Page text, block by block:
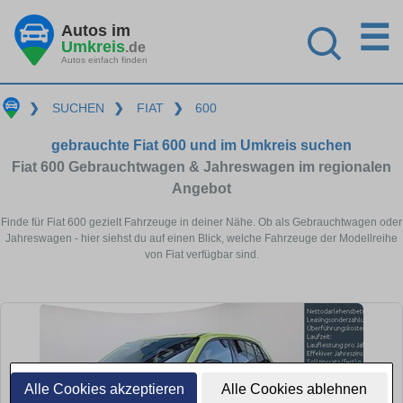
Alle Cookies akzeptieren Alle Cookies ablehnen
Autos im
Umkreis.de
Autos einfach finden
☰
❯ SUCHEN ❯ FIAT ❯ 600
gebrauchte Fiat 600 und im Umkreis suchen
Fiat 600 Gebrauchtwagen & Jahreswagen im regionalen
Angebot
Finde für Fiat 600 gezielt Fahrzeuge in deiner Nähe. Ob als Gebrauchtwagen oder
Jahreswagen - hier siehst du auf einen Blick, welche Fahrzeuge der Modellreihe
von Fiat verfügbar sind.